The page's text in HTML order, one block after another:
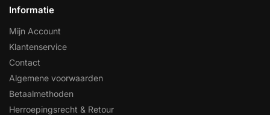
Informatie
Mijn Account
Klantenservice
Contact
Algemene voorwaarden
Betaalmethoden
Herroepingsrecht & Retour